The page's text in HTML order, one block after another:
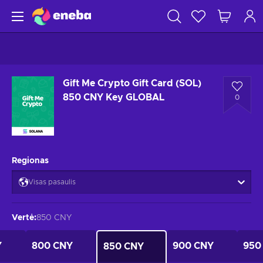
Gift Me Crypto Gift Card (SOL)
850 CNY Key GLOBAL
0
Regionas
Visas pasaulis
Vertė:850 CNY
800 CNY 850 CNY 900 CNY 950